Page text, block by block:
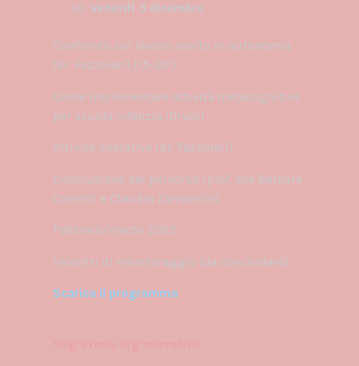
Venerdì 3 dicembre
Confronto sul lavoro svolto in autonomia
(dr. Fazzolari) (15-20’)
Come implementare attività metacognitive
per scuola infanzia (Drusi)
Attività operative (dr. Fazzolari)
Conclusione del percorso (prof. sse Barbara
Carretti e Claudia Zamperlin)
Febbraio/marzo 2022
Incontri di monitoraggio (da concordare)
Scarica il programma